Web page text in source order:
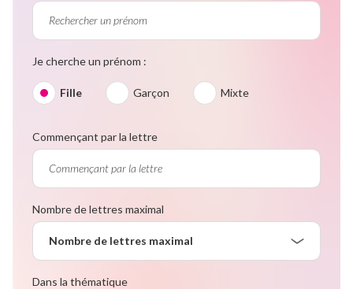
Je cherche un prénom :
Fille Garçon Mixte
Commençant par la lettre
Nombre de lettres maximal
Nombre de lettres maximal
Dans la thématique